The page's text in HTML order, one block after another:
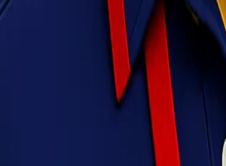
untuk menghemat biaya pengiriman dengan promo
oleh semua orang.
website resmi
www.lionelexpress.com atau hubungi
update promo menarik lainnya.
Lionel Express! Bersama Lionel Express, kirim barang